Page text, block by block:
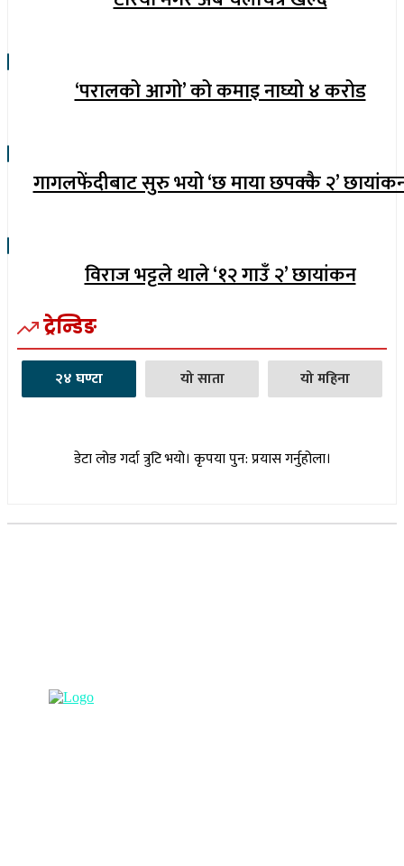
‘परालको आगो’ को कमाइ नाघ्यो ४ करोड
गागलफेंदीबाट सुरु भयो ‘छ माया छपक्कै २’
विराज भट्टले थाले ‘१२ गाउँ २’ छायांकन
ट्रेन्डिङ
२४ घण्टा यो साता यो महिना
डेटा लोड गर्दा त्रुटि भयो। कृपया पुन: प्रयास गर्नुहोला।